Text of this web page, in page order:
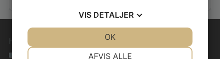
Hurtige genveje
Se alle vores hustyper
VIS DETALJER
AFVIS ALLE
OK